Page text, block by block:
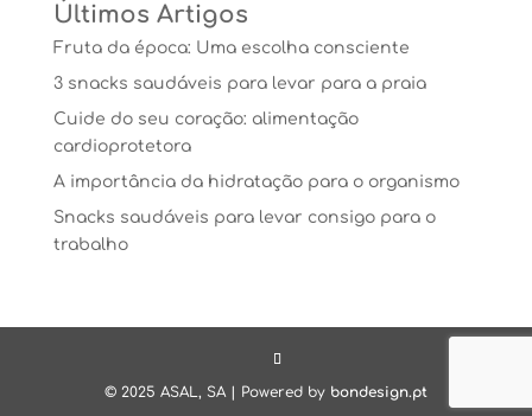
Últimos Artigos
Fruta da época: Uma escolha consciente
3 snacks saudáveis para levar para a praia
Cuide do seu coração: alimentação
cardioprotetora
A importância da hidratação para o organismo
Snacks saudáveis para levar consigo para o
trabalho
© 2025 ASAL, SA | Powered by bondesign.pt